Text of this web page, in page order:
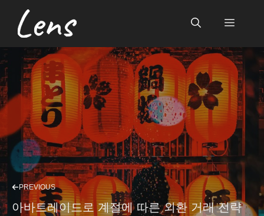
content
Menu
PREVIOUS
아바트레이드로 계절에 따른 외환 거래 전략